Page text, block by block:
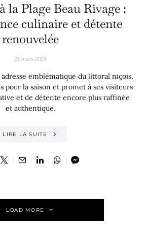
la Plage Beau Rivage :
culinaire et détente
renouvelée
26 mars 2025
adresse emblématique du littoral niçois,
pour la saison et promet à ses visiteurs
et de détente encore plus raffinée
et authentique.
LIRE LA SUITE
LOAD MORE